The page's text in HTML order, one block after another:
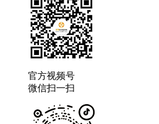
官方视频号
微信扫一扫